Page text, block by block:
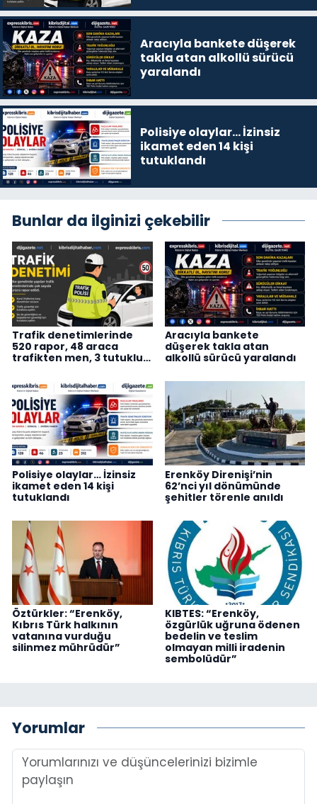
Aracıyla bankete düşerek
takla atan alkollü sürücü
yaralandı
Polisiye olaylar… İzinsiz
ikamet eden 14 kişi
tutuklandı
Bunlar da ilginizi çekebilir
Trafik denetimlerinde
520 rapor, 48 araca
trafikten men, 3 tutuklu…
Aracıyla bankete
düşerek takla atan
alkollü sürücü yaralandı
Polisiye olaylar… İzinsiz
ikamet eden 14 kişi
tutuklandı
Erenköy Direnişi’nin
62’nci yıl dönümünde
şehitler törenle anıldı
Öztürkler: “Erenköy,
Kıbrıs Türk halkının
vatanına vurduğu
silinmez mührüdür”
KIBTES: “Erenköy,
özgürlük uğruna ödenen
bedelin ve teslim
olmayan milli iradenin
sembolüdür”
Yorumlar